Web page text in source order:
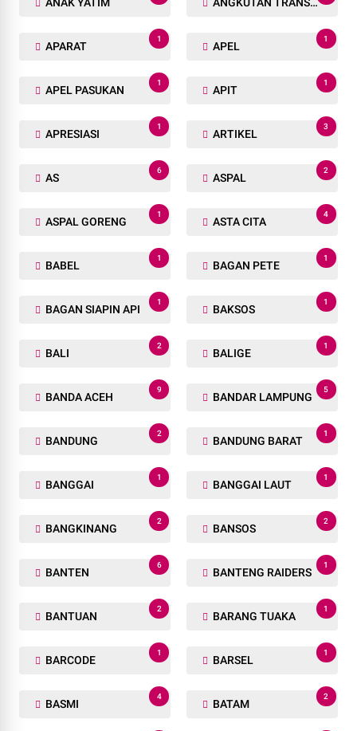
APARAT
1
APEL
1
APEL PASUKAN
1
APIT
1
APRESIASI
1
ARTIKEL
3
AS
6
ASPAL
2
ASPAL GORENG
1
ASTA CITA
4
BABEL
1
BAGAN PETE
1
BAGAN SIAPIN API
1
BAKSOS
1
BALI
2
BALIGE
1
BANDA ACEH
9
BANDAR LAMPUNG
5
BANDUNG
2
BANDUNG BARAT
1
BANGGAI
1
BANGGAI LAUT
1
BANGKINANG
2
BANSOS
2
BANTEN
6
BANTENG RAIDERS
1
BANTUAN
2
BARANG TUAKA
1
BARCODE
1
BARSEL
1
BASMI
4
BATAM
2